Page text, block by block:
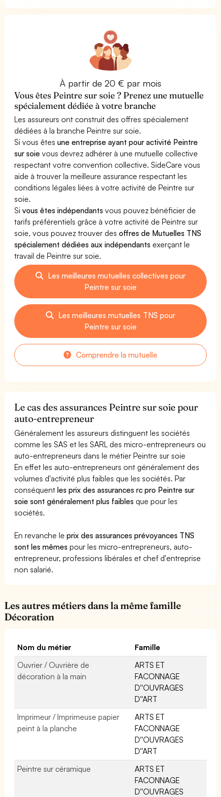
À partir de 20 € par mois
Vous êtes Peintre sur soie ? Prenez une mutuelle
spécialement dédiée à votre branche
Les assureurs ont construit des offres spécialement
dédiées à la branche Peintre sur soie.
Si vous êtesune entreprise ayant pour activité Peintre
sur soie vous devrez adhérer à une mutuelle collective
respectant votre convention collective. SideCare vous
aide à trouver la meilleure assurance respectant les
conditions légales liées à votre activité de Peintre sur
soie.
Sivous êtes indépendants vous pouvez bénéficier de
tarifs préférentiels grâce à votre activité de Peintre sur
soie, vous pouvez trouver desoffres de Mutuelles TNS
spécialement dédiées aux indépendants exerçant le
travail de Peintre sur soie.
Les meilleures mutuelles collectives pour
Peintre sur soie
Les meilleures mutuelles TNS pour
Peintre sur soie
Comprendre la mutuelle
Le cas des assurances Peintre sur soie pour
auto-entrepreneur
Généralement les assureurs distinguent les sociétés
comme les SAS et les SARL des micro-entrepreneurs ou
auto-entrepreneurs dans le métier Peintre sur soie
En effet les auto-entrepreneurs ont généralement des
volumes d'activité plus faibles que les sociétés. Par
conséquentles prix des assurances rc pro Peintre sur
soie sont généralement plus faibles que pour les
sociétés.
En revanche leprix des assurances prévoyances TNS
sont les mêmes pour les micro-entrepreneurs, auto-
entrepreneur, professions libérales et chef d'entreprise
non salarié.
Les autres métiers dans la même famille
Décoration
Nom du métier
Famille
Ouvrier / Ouvrière de
décoration à la main
ARTS ET
FACONNAGE
D''OUVRAGES
D''ART
Imprimeur / Imprimeuse papier
peint à la planche
ARTS ET
FACONNAGE
D''OUVRAGES
D''ART
Peintre sur céramique
ARTS ET
FACONNAGE
D''OUVRAGES